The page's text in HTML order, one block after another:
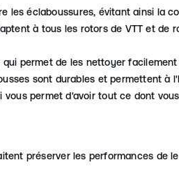
éclaboussures, évitant ainsi la
à tous les rotors de VTT et
permet de les nettoyer
sont durables et permettent à
permet d'avoir tout ce dont
préserver les performances de